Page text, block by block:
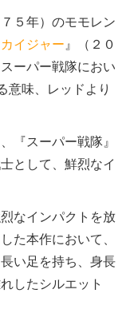
５年）のモモレン
イジャー 』（２０
ーパー戦隊におい
意味、レッドより
『スーパー戦隊』
として、鮮烈なイ
なインパクトを放
た本作において、
い足を持ち、身長
したシルエット